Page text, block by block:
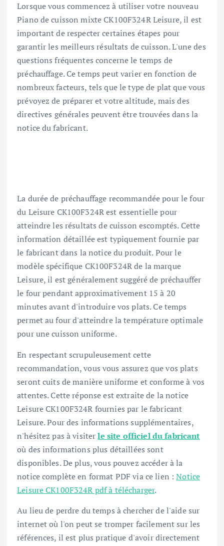
Lorsque vous commencez à utiliser votre nouveau
Piano de cuisson mixte CK100F324R Leisure, il est
important de respecter certaines étapes pour
garantir les meilleurs résultats de cuisson. L'une des
questions fréquentes concerne le temps de
préchauffage. Ce temps peut varier en fonction de
nombreux facteurs, tels que le type de plat que vous
prévoyez de préparer et votre altitude, mais des
directives générales peuvent être trouvées dans la
notice du fabricant.
La durée de préchauffage recommandée pour le four
du Leisure CK100F324R est essentielle pour
atteindre les résultats de cuisson escomptés. Cette
information détaillée est typiquement fournie par
le fabricant dans la notice du produit. Pour le
modèle spécifique CK100F324R de la marque
Leisure, il est généralement suggéré de préchauffer
le four pendant approximativement 15 à 20
minutes avant d'introduire vos plats. Ce temps
permet au four d'atteindre la température optimale
pour une cuisson uniforme.
En respectant scrupuleusement cette
recommandation, vous vous assurez que vos plats
seront cuits de manière uniforme et conforme à vos
attentes. Cette réponse est extraite de la notice
Leisure CK100F324R fournies par le fabricant
Leisure. Pour des informations supplémentaires,
n'hésitez pas à visiterle site officiel du fabricant
où des informations plus détaillées sont
disponibles. De plus, vous pouvez accéder à la
notice complète en format PDF via ce lien :Notice
Leisure CK100F324R pdf à télécharger.
Au lieu de perdre du temps à chercher de l'aide sur
internet où l'on peut se tromper facilement sur les
références, il est plus pratique d'avoir directement